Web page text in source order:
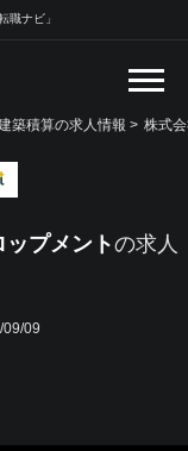
職ナビ」
築積算の求人情報 > 株式
プメントの求人
09